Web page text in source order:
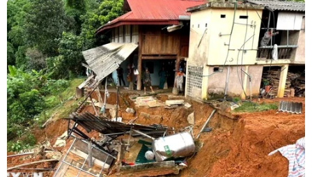
trường chuyên tiếp tục dự thi các môn chuyên
với tỷ lệ dự thi đạt 98,72%, số thí sinh vắng là 83
em (tăng 36 em so với buổi sáng).
Kỳ thi tuyển sinh vào lớp 10 công lập năm học
2016-2017 tại Thành phố Hồ Chí Minh diễn ra
trong hai ngày 11 và 12/6 với ba môn Ngữ văn
(120 phút), Ngoại ngữ (60 phút), Toán (120 phút);
riêng học sinh thi vào lớp 10 chuyên thi thêm